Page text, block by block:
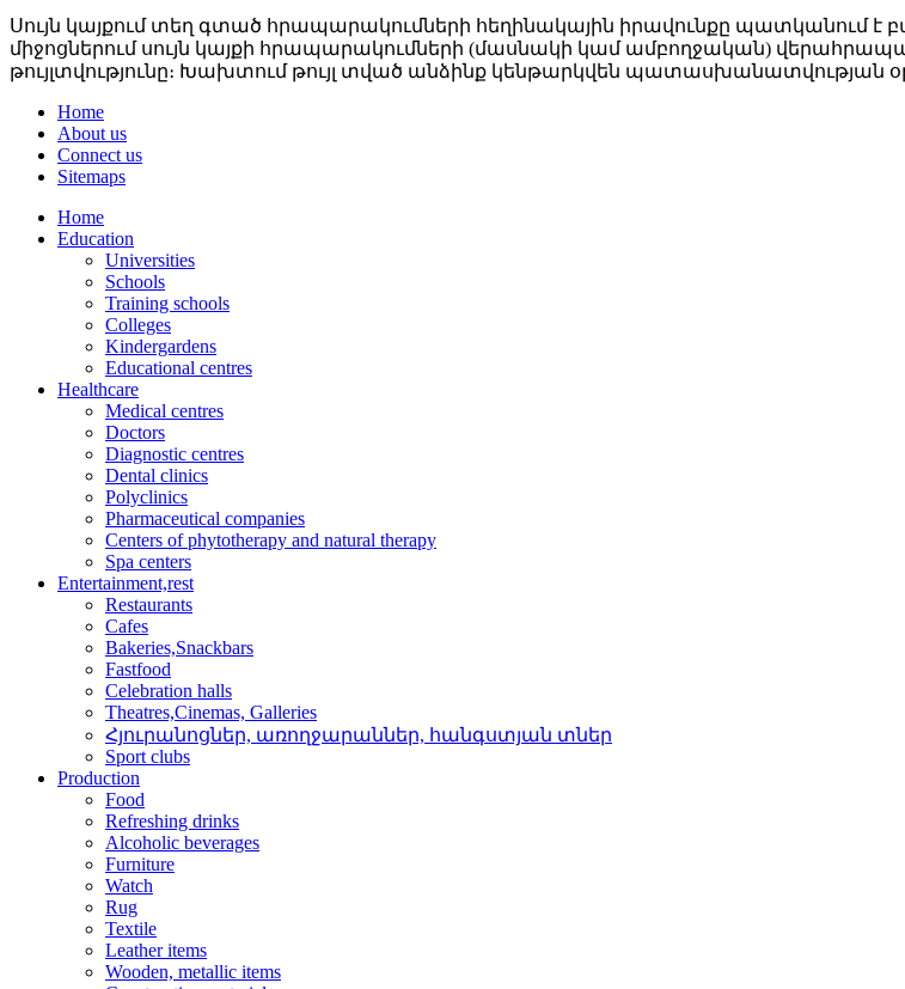
Սույն կայքում տեղ գտած հրապարակումների հեղինակային իրավունքը պատկանում է
միջոցներում սույն կայքի հրապարակումների (մասնակի կամ ամբողջական)
թույլտվությունը։ Խախտում թույլ տված անձինք կենթարկվեն պատասխանատվության
Home
About us
Connect us
Sitemaps
Home
Education
Universities
Schools
Training schools
Colleges
Kindergardens
Educational centres
Healthcare
Medical centres
Doctors
Diagnostic centres
Dental clinics
Polyclinics
Pharmaceutical companies
Centers of phytotherapy and natural therapy
Spa centers
Entertainment,rest
Restaurants
Cafes
Bakeries,Snackbars
Fastfood
Celebration halls
Theatres,Cinemas, Galleries
Հյուրանոցներ, առողջար­աններ, հանգստյան տներ
Sport clubs
Production
Food
Refreshing drinks
Alcoholic beverages
Furniture
Watch
Rug
Textile
Leather items
Wooden, metallic items